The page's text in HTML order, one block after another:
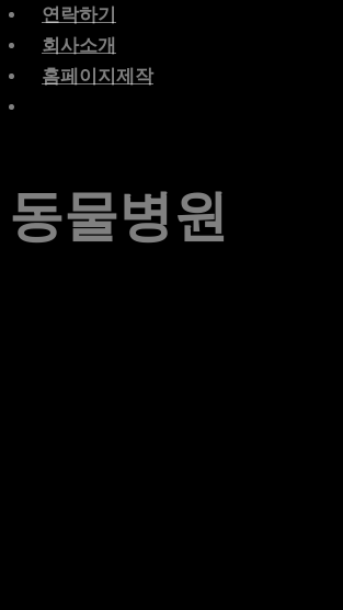
연락하기
회사소개
홈페이지제작
동물병원